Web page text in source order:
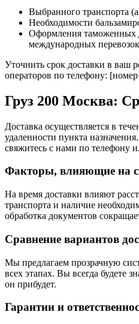
Выбранного транспорта
Необходимости
Оформления таможенных
международных
Уточнить срок доставки в ваш
операторов по телефону:
Груз 200 Москва:
Доставка осуществляется в
удаленности пункта
свяжитесь с нами по телефону
Факторы, влияющие на
На время доставки влияют
транспорта и наличие
обработка документов
Сравнение вариантов
Мы предлагаем прозрачную
всех этапах. Вы всегда будете
он прибудет.
Гарантии и